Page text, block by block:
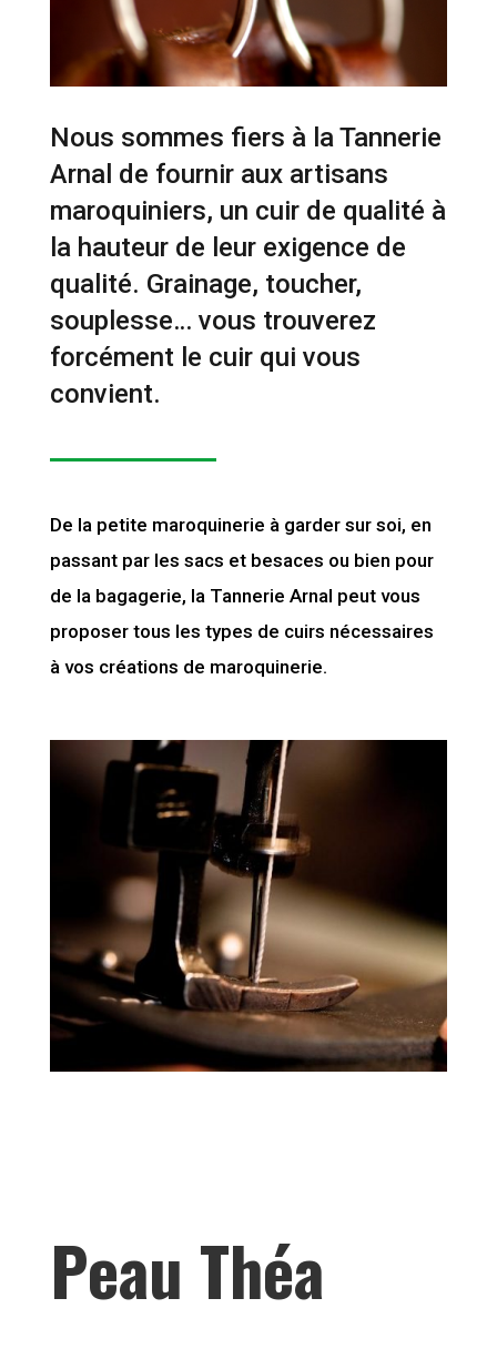
Nous sommes fiers à la Tannerie
Arnal de fournir aux artisans
maroquiniers, un cuir de qualité à
la hauteur de leur exigence de
qualité. Grainage, toucher,
souplesse… vous trouverez
forcément le cuir qui vous
convient.
De la petite maroquinerie à garder sur soi, en
passant par les sacs et besaces ou bien pour
de la bagagerie, la Tannerie Arnal peut vous
proposer tous les types de cuirs nécessaires
à vos créations de maroquinerie.
Peau Théa